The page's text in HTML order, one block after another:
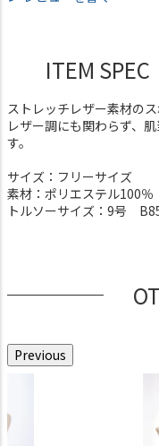
ITEM SPEC
ストレッチレザー素材の
レザー調にも関わらず、
す。
サイズ：フリーサイズ
素材：ポリエステル100％
トルソーサイズ：9号
Previous